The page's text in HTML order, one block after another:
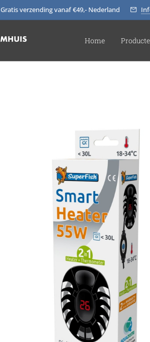
Gratis verzending vanaf €49,- Nederland
Home